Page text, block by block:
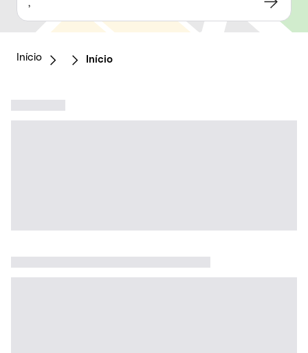
,
Início Início